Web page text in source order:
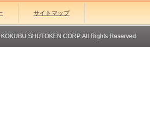
サイトマップ
SHUTOKEN CORP. All Rights Reserved.